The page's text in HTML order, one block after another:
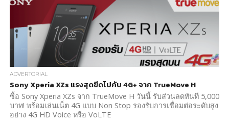
ADVERTORIAL
Sony Xperia XZs แรงสุดขีดไปกับ 4G+ จาก TrueMove H
ซื้อ Sony Xperia XZs จาก TrueMove H วันนี้ รับส่วนลดทันที 5,000
บาท! พร้อมเล่นเน็ต 4G แบบ Non Stop รองรับการเชื่อมต่อระดับสูง
อย่าง 4G HD Voice หรือ VoLTE